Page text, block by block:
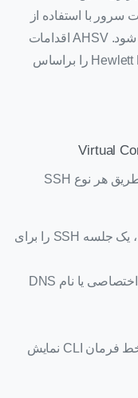
با استفاده از
داده های بارگذاری شده AHS استفاده می شود. AHSV اقدامات
تعمیراتی توصیه شده Hewlett Packard Enterprise را براساس
برای دسترسی به VCM CLI از راه دور از طریق هر نوع SSH
با استفاده از هر برنامه SSH Client ، یک جلسه SSH را برای
وقتی از شما خواسته شد، آدرس IP اختصاصی یا نام DNS
رمز عبور معتبری وارد کنید. سپس خط فرمان CLI نمایش